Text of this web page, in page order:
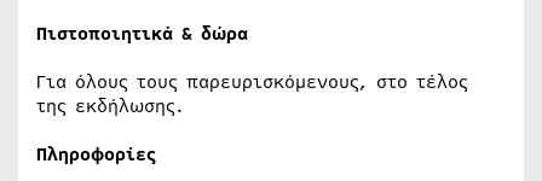
Πιστοποιητικά & δώρα
Για όλους τους παρευρισκόμενους, στο τέλος
της εκδήλωσης.
Πληροφορίες